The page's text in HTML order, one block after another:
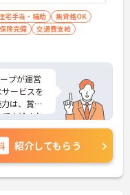
復できま
勤務可能で
続けられ
らしくキ
者へのス
せた働き
となって
環境で
宅手当・補助
無資格OK
険完備
交通費支給
プが運営
ービスを
は、賞与
支給され
やチーム
りがいの
報共有ミ
強化され
着率を実現
紹介してもらう